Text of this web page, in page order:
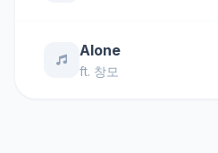
Alone
ft. 창모